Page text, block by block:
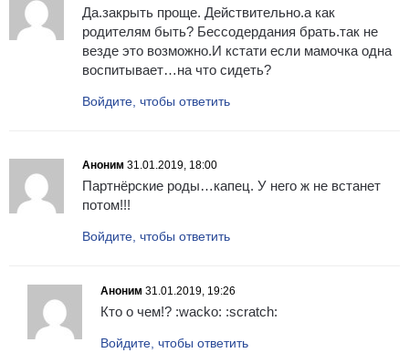
Да.закрыть проще. Действительно.а как
родителям быть? Бессодердания брать.так не
везде это возможно.И кстати если мамочка одна
воспитывает…на что сидеть?
Войдите, чтобы ответить
Аноним 31.01.2019, 18:00
Партнёрские роды…капец. У него ж не встанет
потом!!!
Войдите, чтобы ответить
Аноним 31.01.2019, 19:26
Кто о чем!? :wacko: :scratch:
Войдите, чтобы ответить